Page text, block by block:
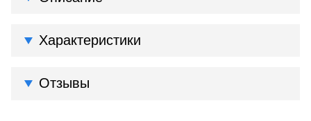
Характеристики
Отзывы